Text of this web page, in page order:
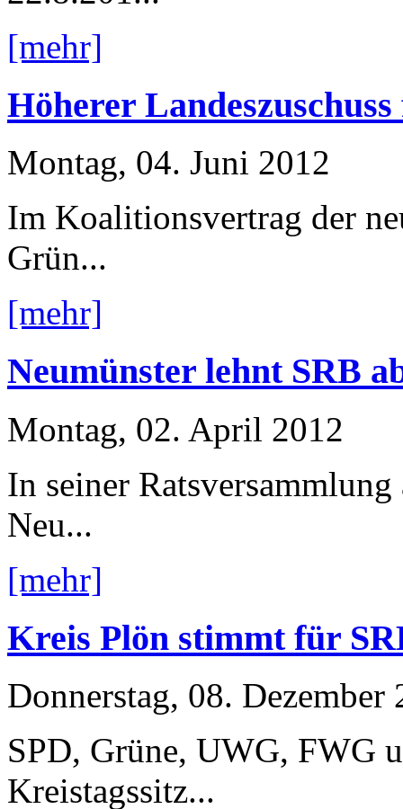
[mehr]
Höherer
Montag, 04. Juni 2012
Im Koalitionsvertrag der
Grün...
[mehr]
Neumünster lehnt SRB
Montag, 02. April 2012
In seiner
Neu...
[mehr]
Kreis Plön stimmt für
Donnerstag, 08. Dezember
SPD, Grüne, UWG, FWG
Kreistagssitz...